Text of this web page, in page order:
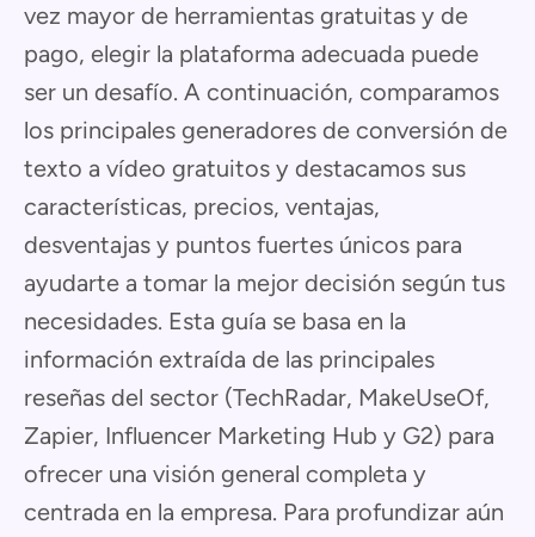
vez mayor de herramientas gratuitas y de
pago, elegir la plataforma adecuada puede
ser un desafío. A continuación, comparamos
los principales generadores de conversión de
texto a vídeo gratuitos y destacamos sus
características, precios, ventajas,
desventajas y puntos fuertes únicos para
ayudarte a tomar la mejor decisión según tus
necesidades. Esta guía se basa en la
información extraída de las principales
reseñas del sector (TechRadar, MakeUseOf,
Zapier, Influencer Marketing Hub y G2) para
ofrecer una visión general completa y
centrada en la empresa. Para profundizar aún